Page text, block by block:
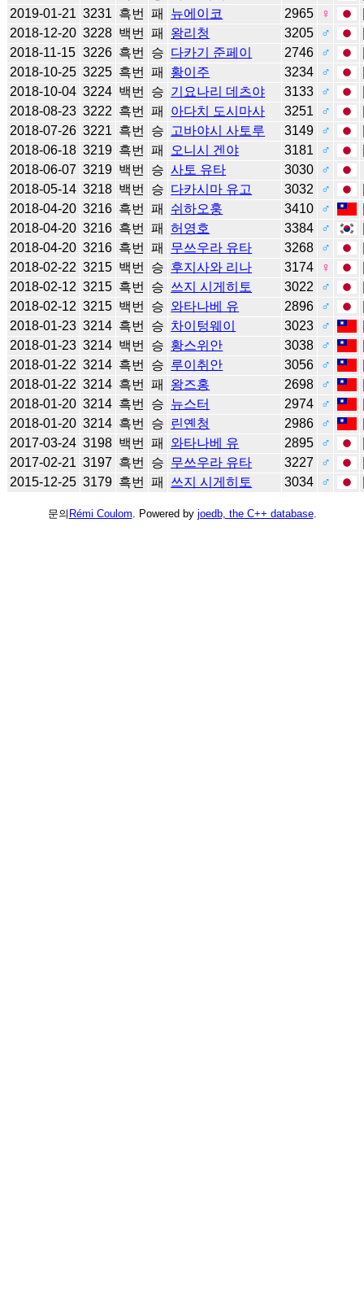
2019-01-21 3231 흑번 패 뉴에이코 2965 ♀
2018-12-20 3228 백번 패 왕리청 3205 ♂
2018-11-15 3226 흑번 승 다카기 준페이 2746 ♂
2018-10-25 3225 흑번 패 황이주 3234 ♂
2018-10-04 3224 백번 승 기요나리 데츠야 3133 ♂
2018-08-23 3222 흑번 패 아다치 도시마사 3251 ♂
2018-07-26 3221 흑번 승 고바야시 사토루 3149 ♂
2018-06-18 3219 흑번 패 오니시 겐야 3181 ♂
2018-06-07 3219 백번 승 사토 유타 3030
♂
2018-05-14 3218 백번 승 다카시마 유고 3032 ♂
2018-04-20 3216 흑번 패 쉬하오훙 3410 ♂
2018-04-20 3216 흑번 패 허영호 3384 ♂
2018-04-20 3216 흑번 패 무쓰우라 유타 3268 ♂
2018-02-22 3215 백번 승 후지사와 리나 3174 ♀
2018-02-12 3215 흑번 승 쓰지 시게히토 3022 ♂
2018-02-12 3215 백번 승 와타나베 유 2896 ♂
2018-01-23 3214 흑번 승 차이텅웨이 3023 ♂
2018-01-23 3214 백번 승 황스위안 3038 ♂
2018-01-22 3214 흑번 승 루이취안 3056 ♂
2018-01-22 3214 흑번 패 왕즈홍 2698 ♂
2018-01-20 3214 흑번 승 뉴스터 2974 ♂
2018-01-20 3214 흑번 승 린옌청 2986 ♂
2017-03-24 3198 백번 패 와타나베 유 2895 ♂
2017-02-21 3197 흑번 승 무쓰우라 유타 3227 ♂
2015-12-25 3179 흑번 패 쓰지 시게히토 3034 ♂
문의 Rémi Coulom . Powered by joedb, the C++ database.